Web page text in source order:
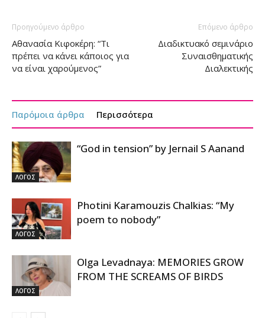
Προηγούμενο άρθρο
Αθανασία Κιφοκέρη: “Τι
πρέπει να κάνει κάποιος για
να είναι χαρούμενος”
Επόμενο άρθρο
Διαδικτυακό σεμινάριο
Συναισθηματικής
Διαλεκτικής
Παρόμοια άρθρα Περισσότερα
ΛΟΓΟΣ
“God in tension” by Jernail S Aanand
ΛΟΓΟΣ
Photini Karamouzis Chalkias: “My
poem to nobody”
ΛΟΓΟΣ
Olga Levadnaya: MEMORIES GROW
FROM THE SCREAMS OF BIRDS